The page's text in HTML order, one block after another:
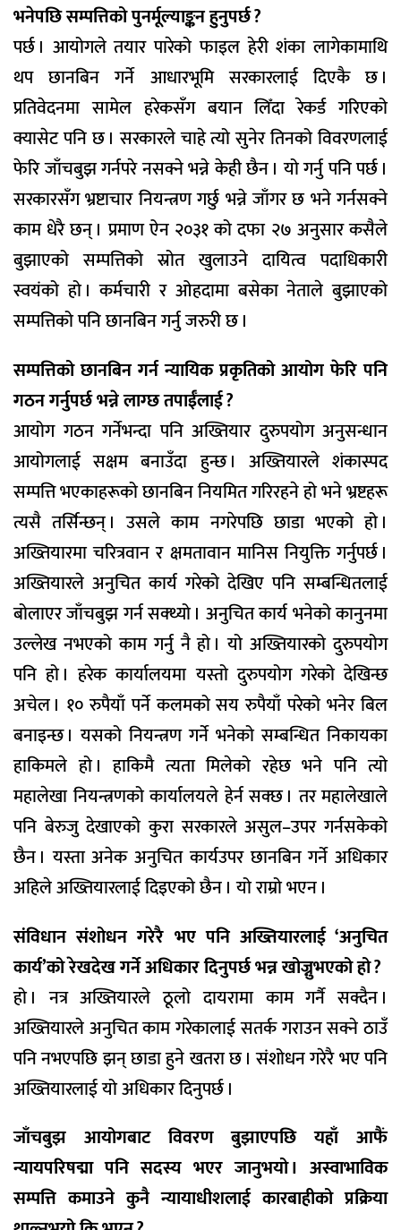
भनेपछि सम्पत्तिको पुनर्मूल्याङ्कन हुनुपर्छ ?
पर्छ । आयोगले तयार पारेको फाइल हेरी शंका लागेकामाथि
थप छानबिन गर्ने आधारभूमि सरकारलाई दिएकै छ ।
प्रतिवेदनमा सामेल हरेकसँग बयान लिँदा रेकर्ड गरिएको
क्यासेट पनि छ । सरकारले चाहे त्यो सुनेर तिनको विवरणलाई
फेरि जाँचबुझ गर्नपरे नसक्ने भन्ने केही छैन । यो गर्नु पनि पर्छ ।
सरकारसँग भ्रष्टाचार नियन्त्रण गर्छु भन्ने जाँगर छ भने गर्नसक्ने
काम धेरै छन् । प्रमाण ऐन २०३१ को दफा २७ अनुसार कसैले
बुझाएको सम्पत्तिको स्रोत खुलाउने दायित्व पदाधिकारी
स्वयंको हो । कर्मचारी र ओहदामा बसेका नेताले बुझाएको
सम्पत्तिको पनि छानबिन गर्नु जरुरी छ ।
सम्पत्तिको छानबिन गर्न न्यायिक प्रकृतिको आयोग फेरि पनि
गठन गर्नुपर्छ भन्ने लाग्छ तपाईँलाई ?
आयोग गठन गर्नेभन्दा पनि अख्तियार दुरुपयोग अनुसन्धान
आयोगलाई सक्षम बनाउँदा हुन्छ । अख्तियारले शंकास्पद
सम्पत्ति भएकाहरूको छानबिन नियमित गरिरहने हो भने भ्रष्टहरू
त्यसै तर्सिन्छन् । उसले काम नगरेपछि छाडा भएको हो ।
अख्तियारमा चरित्रवान र क्षमतावान मानिस नियुक्ति गर्नुपर्छ ।
अख्तियारले अनुचित कार्य गरेको देखिए पनि सम्बन्धितलाई
बोलाएर जाँचबुझ गर्न सक्थ्यो । अनुचित कार्य भनेको कानुनमा
उल्लेख नभएको काम गर्नु नै हो । यो अख्तियारको दुरुपयोग
पनि हो । हरेक कार्यालयमा यस्तो दुरुपयोग गरेको देखिन्छ
अचेल । १० रुपैयाँ पर्ने कलमको सय रुपैयाँ परेको भनेर बिल
बनाइन्छ । यसको नियन्त्रण गर्ने भनेको सम्बन्धित निकायका
हाकिमले हो । हाकिमै त्यता मिलेको रहेछ भने पनि त्यो
महालेखा नियन्त्रणको कार्यालयले हेर्न सक्छ । तर महालेखाले
पनि बेरुजु देखाएको कुरा सरकारले असुल–उपर गर्नसकेको
छैन । यस्ता अनेक अनुचित कार्यउपर छानबिन गर्ने अधिकार
अहिले अख्तियारलाई दिइएको छैन । यो राम्रो भएन ।
संविधान संशोधन गरेरै भए पनि अख्तियारलाई ‘अनुचित
कार्य’को रेखदेख गर्ने अधिकार दिनुपर्छ भन्न खोज्नुभएको हो ?
हो । नत्र अख्तियारले ठूलो दायरामा काम गर्नै सक्दैन ।
अख्तियारले अनुचित काम गरेकालाई सतर्क गराउन सक्ने ठाउँ
पनि नभएपछि झन् छाडा हुने खतरा छ । संशोधन गरेरै भए पनि
अख्तियारलाई यो अधिकार दिनुपर्छ ।
जाँचबुझ आयोगबाट विवरण बुझाएपछि यहाँ आफैं
न्यायपरिषद्मा पनि सदस्य भएर जानुभयो । अस्वाभाविक
सम्पत्ति कमाउने कुनै न्यायाधीशलाई कारबाहीको प्रक्रिया